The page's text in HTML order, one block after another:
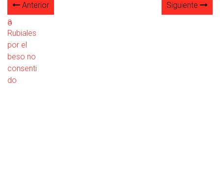
Anterior Siguiente